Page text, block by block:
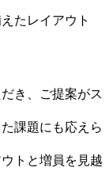
たレイアウト
き、ご提案がス
課題にも応えら
トと増員を見越